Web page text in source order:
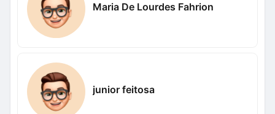
Maria De Lourdes Fahrion
junior feitosa